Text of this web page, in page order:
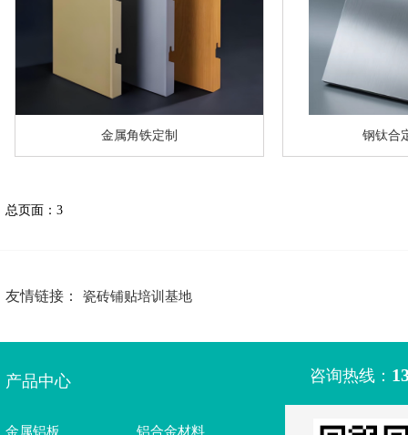
金属角铁定制 钢钛合
总页面：3
友情链接： 瓷砖铺贴培训基地
产品中心
金属铝板
铝合金材料
咨询热线：